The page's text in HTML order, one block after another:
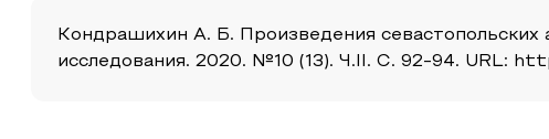
Кондрашихин А. Б. Произведения севастопольских
исследования. 2020. №10 (13). Ч.II. С. 92-94. URL: